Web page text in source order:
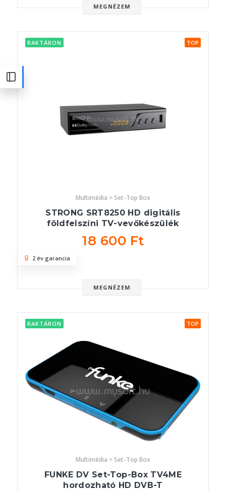
MEGNÉZEM
RAKTÁRON TOP
Multimédia > Set-Top Box
STRONG SRT8250 HD digitális
földfelszíni TV-vevőkészülék
18 600 Ft
MEGNÉZEM
2 év garancia
RAKTÁRON TOP
Multimédia > Set-Top Box
FUNKE DV Set-Top-Box TV4ME
hordozható HD DVB-T